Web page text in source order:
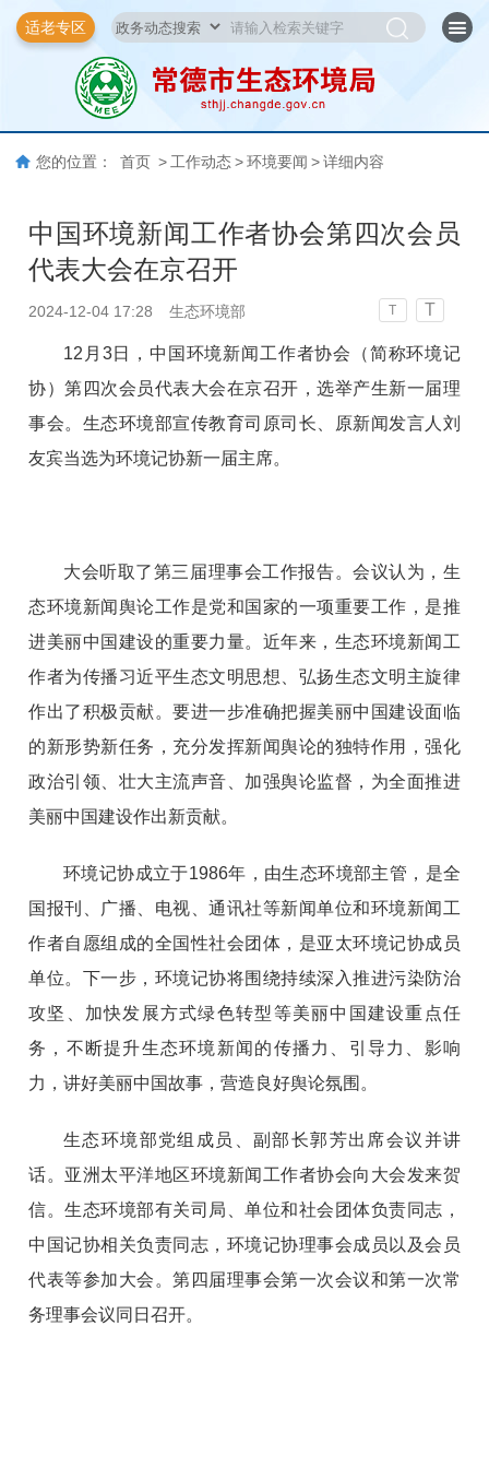
适老专区
您的位置： 首页 > 工作动态 > 环境要闻 > 详细内容
中国环境新闻工作者协会第四次会员
代表大会在京召开
2024-12-04 17:28 生态环境部 T T
12月3日，中国环境新闻工作者协会（简称环境记
协）第四次会员代表大会在京召开，选举产生新一届理
事会。生态环境部宣传教育司原司长、原新闻发言人刘
友宾当选为环境记协新一届主席。
大会听取了第三届理事会工作报告。会议认为，生
态环境新闻舆论工作是党和国家的一项重要工作，是推
进美丽中国建设的重要力量。近年来，生态环境新闻工
作者为传播习近平生态文明思想、弘扬生态文明主旋律
作出了积极贡献。要进一步准确把握美丽中国建设面临
的新形势新任务，充分发挥新闻舆论的独特作用，强化
政治引领、壮大主流声音、加强舆论监督，为全面推进
美丽中国建设作出新贡献。
环境记协成立于1986年，由生态环境部主管，是全
国报刊、广播、电视、通讯社等新闻单位和环境新闻工
作者自愿组成的全国性社会团体，是亚太环境记协成员
单位。下一步，环境记协将围绕持续深入推进污染防治
攻坚、加快发展方式绿色转型等美丽中国建设重点任
务，不断提升生态环境新闻的传播力、引导力、影响
力，讲好美丽中国故事，营造良好舆论氛围。
生态环境部党组成员、副部长郭芳出席会议并讲
话。亚洲太平洋地区环境新闻工作者协会向大会发来贺
信。生态环境部有关司局、单位和社会团体负责同志，
中国记协相关负责同志，环境记协理事会成员以及会员
代表等参加大会。第四届理事会第一次会议和第一次常
务理事会议同日召开。